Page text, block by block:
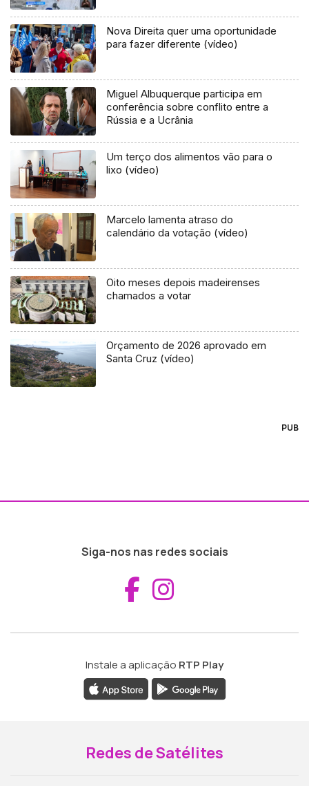
Nova Direita quer uma oportunidade
para fazer diferente (vídeo)
Miguel Albuquerque participa em
conferência sobre conflito entre a
Rússia e a Ucrânia
Um terço dos alimentos vão para o
lixo (vídeo)
Marcelo lamenta atraso do
calendário da votação (vídeo)
Oito meses depois madeirenses
chamados a votar
Orçamento de 2026 aprovado em
Santa Cruz (vídeo)
PUB
Siga-nos nas redes sociais
Aceder ao
Instale a aplicação RTP Play
Redes de Satélites